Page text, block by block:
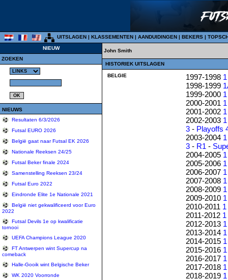
UITSLAGEN | KLASSEMENTEN | AANDUIDINGEN | BEKERS |
NIEUW
ZOEKEN
NIEUWS
Resultaten 6/3/2026
Futsal EURO 2026
België gaat naar Futsal EK 2026
Nationale Reeksen 24/25
Futsal Beker finale 2024
Samenstelling Reeksen 23/24
Futsal Euro 2022
Eindronde Elite 1e Nationale 2021
België niet gekwalificeerd voor Euro
2022
Futsal Devils 1e op kwalificatie
tornooi
UEFA Champions League 2020
FT Antwerpen wint Supercup na
comeback
Halle-Gooik wint Belgische Beker
WK 2020 Voorronde
John Smith
HISTORIEK UITSLAGEN
BELGIE 1997-1998 1
1998-1999
1999-2000 1
2000-2001 1
2001-2002 1
2002-2003 1
3 - Playoffs
2003-2004 1
3 - R1 -
2004-2005 1
2005-2006 1
2006-2007 1
2007-2008 1
2008-2009 1
2009-2010 1
2010-2011 1
2011-2012 1
2012-2013 1
2013-2014 1
2014-2015 1
2015-2016 1
2016-2017 1
2017-2018 1
2018-2019 1